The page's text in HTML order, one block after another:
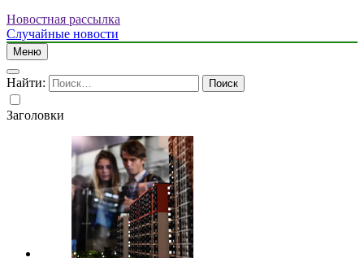
Новостная рассылка
Случайные новости
Меню
Найти:
Заголовки